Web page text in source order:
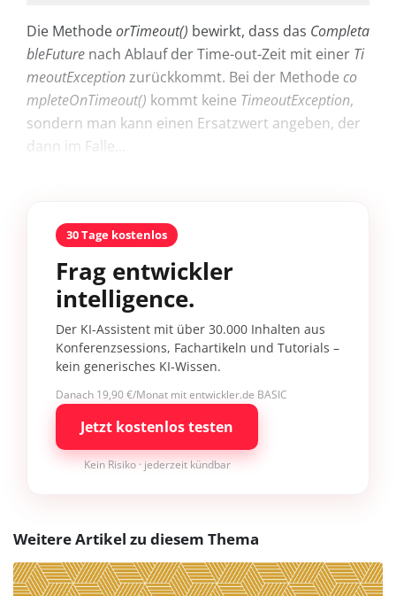
Die MethodeorTimeout() bewirkt, dass das Complet­a
bleFuture nach Ablauf der Time-out-Zeit mit einer Ti
me­out­Exceptionzurückkommt. Bei der Methode co
m­pleteOnTimeout() kommt keine TimeoutExcep­tion,
sondern man kann einen Ersatzwert angeben, der
dann im Falle...
30 Tage kostenlos
Frag entwickler
intelligence.
Der KI-Assistent mit über 30.000 Inhalten aus
Konferenzsessions, Fachartikeln und Tutorials –
kein generisches KI-Wissen.
Danach 19,90 €/Monat mit entwickler.de BASIC
Jetzt kostenlos testen
Kein Risiko · jederzeit kündbar
Weitere Artikel zu diesem Thema